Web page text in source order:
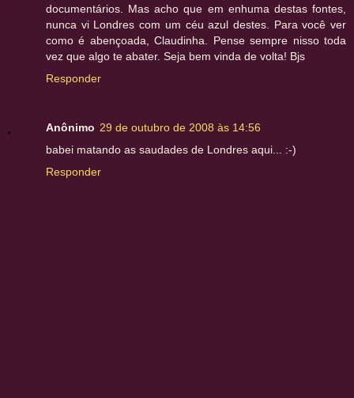
documentários. Mas acho que em enhuma destas fontes,
nunca vi Londres com um céu azul destes. Para você ver
como é abençoada, Claudinha. Pense sempre nisso toda
vez que algo te abater. Seja bem vinda de volta! Bjs
Responder
Anônimo 29 de outubro de 2008 às 14:56
babei matando as saudades de Londres aqui... :-)
Responder